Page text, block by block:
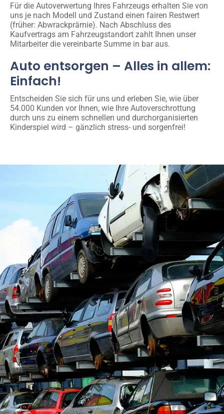
Für die Autoverwertung Ihres Fahrzeugs erhalten Sie von
uns je nach Modell und Zustand einen fairen Restwert
(früher: Abwrackprämie). Nach Abschluss des
Kaufvertrags am Fahrzeugstandort zahlt Ihnen unser
Mitarbeiter die vereinbarte Summe in bar aus.
Auto entsorgen – Alles in allem:
Einfach!
Entscheiden Sie sich für uns und erleben Sie, wie über
54.000 Kunden vor Ihnen, wie Ihre Autoverschrottung
durch uns zu einem schnellen und durchorganisierten
Kinderspiel wird – gänzlich stress- und sorgenfrei!